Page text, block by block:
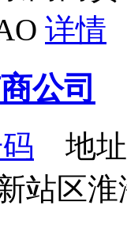
详情
公司
地址
站区